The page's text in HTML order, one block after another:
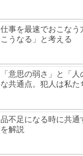
仕事を最速でおこなう
こうなる」と考える
「意思の弱さ」と「
な共通点。犯人は私た
品不足になる時に共通
を解説